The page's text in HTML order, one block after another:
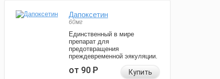
Дапоксетин
60мг
Единственный в мире
препарат для
предотвращения
преждевременной эякуляции.
от 90Р Купить